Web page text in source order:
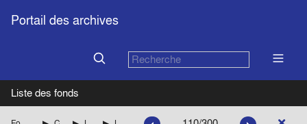
Portail des archives
Liste des fonds